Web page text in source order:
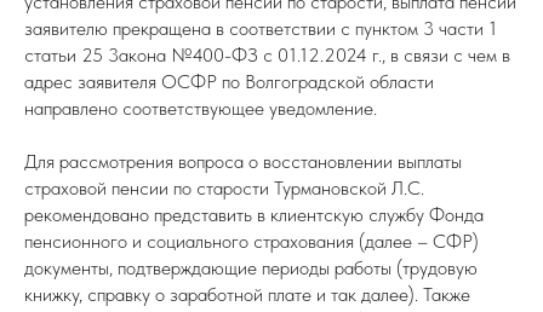
заявителю прекращена в соответствии с пунктом 3 части 1
статьи 25 3акона №400-ФЗ с 01.12.2024 г., в связи с чем в
адрес заявителя ОСФР по Волгоградской области
направлено соответствующее уведомление.
Для рассмотрения вопроса о восстановлении выплаты
страховой пенсии по старости Турмановской Л.С.
рекомендовано представить в клиентскую службу Фонда
пенсионного и социального страхования (далее – СФР)
документы, подтверждающие периоды работы (трудовую
книжку, справку о заработной плате и так далее). Также